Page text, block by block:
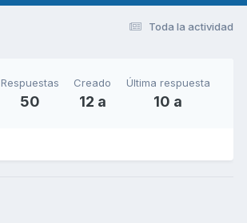
Toda la actividad
Respuestas
50
Creado
12 a
Última respuesta
10 a